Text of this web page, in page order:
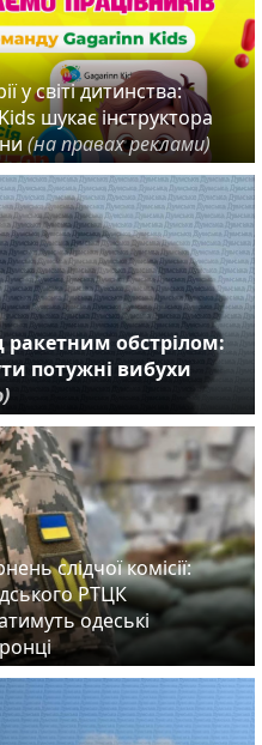
у світі дитинства:
шукає інструктора
(на правах реклами)
ракетним обстрілом:
потужні вибухи
слідчої комісії:
РТЦК
одеські